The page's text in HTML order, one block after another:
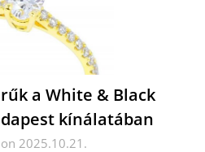
a White & Black
kínálatában
2025.10.21.